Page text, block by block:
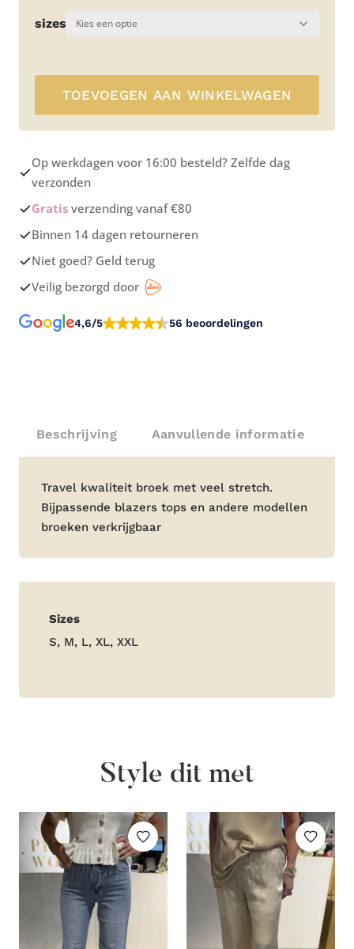
sizes
TOEVOEGEN AAN WINKELWAGEN
Op werkdagen voor 16:00 besteld? Zelfde dag
verzonden
Gratis verzending vanaf €80
Binnen 14 dagen retourneren
Niet goed? Geld terug
Veilig bezorgd door
4,6/5 56 beoordelingen
Beschrijving Aanvullende informatie
Beschrijving
Travel kwaliteit broek met veel stretch.
Bijpassende blazers tops en andere modellen
broeken verkrijgbaar
Aanvullende
Sizes
S, M, L, XL, XXL
Style dit met